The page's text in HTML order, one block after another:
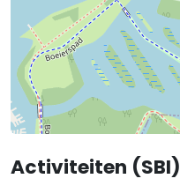
Activiteiten (SBI)